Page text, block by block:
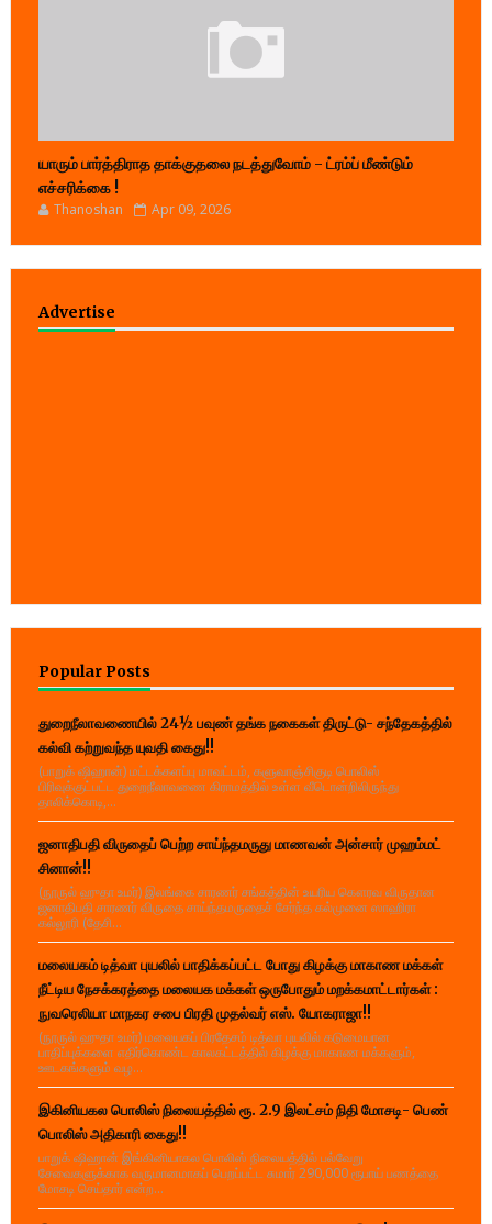
யாரும் பார்த்திராத தாக்குதலை நடத்துவோம் - ட்ரம்ப் மீண்டும்
எச்சரிக்கை !
Thanoshan Apr 09, 2026
Advertise
Popular Posts
துறைநீலாவணையில் 24½ பவுண் தங்க நகைகள் திருட்டு- சந்தேகத்தில்
கல்வி கற்றுவந்த யுவதி கைது!!
(பாறுக் ஷிஹான்) மட்டக்களப்பு மாவட்டம், களுவாஞ்சிகுடி பொலிஸ்
பிரிவுக்குட்பட்ட துறைநீலாவணை கிராமத்தில் உள்ள வீடொன்றிலிருந்து
தாலிக்கொடி,...
ஜனாதிபதி விருதைப் பெற்ற சாய்ந்தமருது மாணவன் அன்சார் முஹம்மட்
சினான்!!
(நூருல் ஹுதா உமர்) இலங்கை சாரணர் சங்கத்தின் உயரிய கௌரவ விருதான
ஜனாதிபதி சாரணர் விருதை சாய்ந்தமருதைச் சேர்ந்த கல்முனை ஸாஹிரா
கல்லூரி (தேசி...
மலையகம் டித்வா புயலில் பாதிக்கப்பட்ட போது கிழக்கு மாகாண மக்கள்
நீட்டிய நேசக்கரத்தை மலையக மக்கள் ஒருபோதும் மறக்கமாட்டார்கள் :
நுவரெலியா மாநகர சபை பிரதி முதல்வர் எஸ். யோகராஜா!!
(நூருல் ஹுதா உமர்) மலையகப் பிரதேசம் டித்வா புயலில் கடுமையான
பாதிப்புக்களை எதிர்கொண்ட காலகட்டத்தில் கிழக்கு மாகாண மக்களும்,
ஊடகங்களும் வழ...
இகினியகல பொலிஸ் நிலையத்தில் ரூ. 2.9 இலட்சம் நிதி மோசடி- பெண்
பொலிஸ் அதிகாரி கைது!!
பாறுக் ஷிஹான் இங்கினியாகல பொலிஸ் நிலையத்தில் பல்வேறு
சேவைகளுக்காக வருமானமாகப் பெறப்பட்ட சுமார் 290,000 ரூபாய் பணத்தை
மோசடி செய்தார் என்ற...